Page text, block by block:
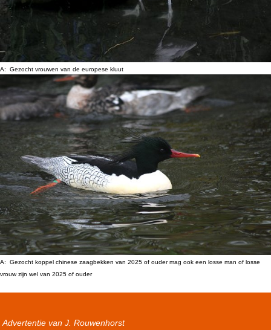
A: Gezocht vrouwen van de europese kluut
A: Gezocht koppel chinese zaagbekken van 2025 of ouder mag ook een losse man of losse
vrouw zijn wel van 2025 of ouder
Advertentie van J. Rouwenhorst